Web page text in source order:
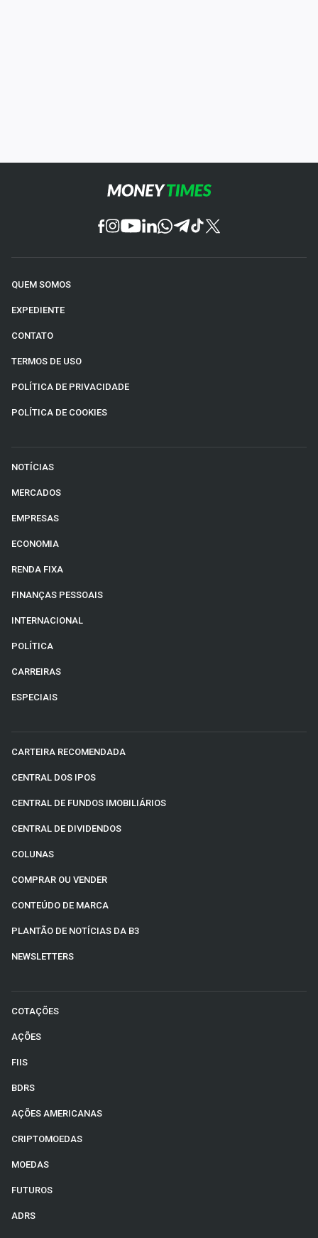
QUEM SOMOS
EXPEDIENTE
CONTATO
TERMOS DE USO
POLÍTICA DE PRIVACIDADE
POLÍTICA DE COOKIES
NOTÍCIAS
MERCADOS
EMPRESAS
ECONOMIA
RENDA FIXA
FINANÇAS PESSOAIS
INTERNACIONAL
POLÍTICA
CARREIRAS
ESPECIAIS
CARTEIRA RECOMENDADA
CENTRAL DOS IPOS
CENTRAL DE FUNDOS IMOBILIÁRIOS
CENTRAL DE DIVIDENDOS
COLUNAS
COMPRAR OU VENDER
CONTEÚDO DE MARCA
PLANTÃO DE NOTÍCIAS DA B3
NEWSLETTERS
COTAÇÕES
AÇÕES
FIIS
BDRS
AÇÕES AMERICANAS
CRIPTOMOEDAS
MOEDAS
FUTUROS
ADRS